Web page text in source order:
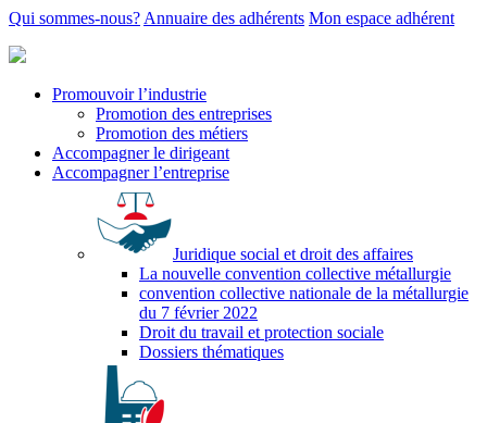
Qui sommes-nous? Annuaire des adhérents Mon espace adhérent
Promouvoir l’industrie
Promotion des entreprises
Promotion des métiers
Accompagner le dirigeant
Accompagner l’entreprise
Juridique social et droit des affaires
La nouvelle convention collective métallurgie
convention collective nationale de la métallurgie
du 7 février 2022
Droit du travail et protection sociale
Dossiers thématiques